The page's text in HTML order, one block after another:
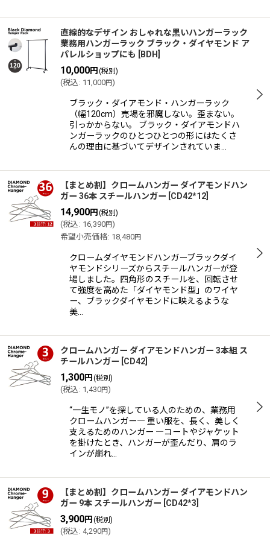
直線的なデザイン おしゃれな黒いハンガーラック
業務用ハンガーラック ブラック・ダイヤモンド ア
パレルショップにも [BDH]
10,000円(税別)
(税込 : 11,000円)
ブラック・ダイアモンド・ハンガーラック
（幅120cm）売場を邪魔しない。歪まない。
引っかからない。 ブラック・ダイアモンドハ
ンガーラックのひとつひとつの形にはたくさ
んの理由に基づいてデザインされていま…
【まとめ割】クロームハンガー ダイアモンドハン
ガー 36本 スチールハンガー [CD42*12]
14,900円(税別)
(税込 : 16,390円)
希望小売価格: 18,480円
クロームダイヤモンドハンガーブラックダイ
ヤモンドシリーズからスチールハンガーが登
場しました。四角形のスチールを、回転させ
て強度を高めた「ダイヤモンド型」のワイヤ
ー、ブラックダイヤモンドに映えるような
美…
クロームハンガー ダイアモンドハンガー 3本組 ス
チールハンガー [CD42]
1,300円(税別)
(税込 : 1,430円)
“一生モノ”を探している人のための、業務用
クロームハンガー― 重い服を、長く、美しく
支えるためのハンガー ―コートやジャケット
を掛けたとき、ハンガーが歪んだり、肩のラ
インが崩れ…
【まとめ割】クロームハンガー ダイアモンドハン
ガー 9本 スチールハンガー [CD42*3]
3,900円(税別)
(税込 : 4,290円)